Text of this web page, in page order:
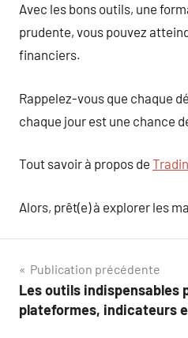
Avec les bons outils, une
prudente, vous pouvez
financiers.
Rappelez-vous que chaque
chaque jour est une chance
Tout savoir à propos de
Alors, prêt(e) à explorer les
Navigation
de
Publication précédente
Les outils indispensables
plateformes, indicateurs